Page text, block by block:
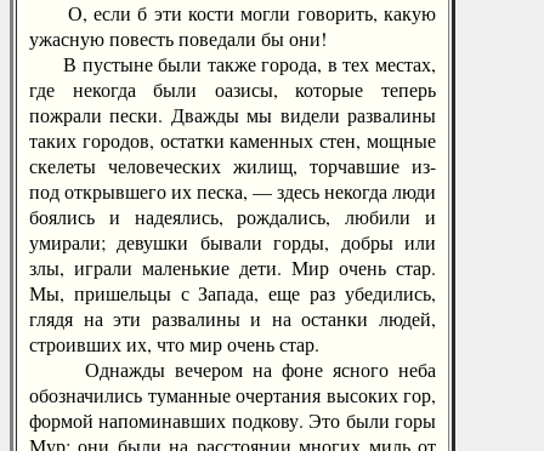
О, если б эти кости могли говорить, какую
ужасную повесть поведали бы они!
В пустыне были также города, в тех местах,
где некогда были оазисы, которые теперь
пожрали пески. Дважды мы видели развалины
таких городов, остатки каменных стен, мощные
скелеты человеческих жилищ, торчавшие из-
под открывшего их песка, — здесь некогда люди
боялись и надеялись, рождались, любили и
умирали; девушки бывали горды, добры или
злы, играли маленькие дети. Мир очень стар.
Мы, пришельцы с Запада, еще раз убедились,
глядя на эти развалины и на останки людей,
строивших их, что мир очень стар.
Однажды вечером на фоне ясного неба
обозначились туманные очертания высоких гор,
формой напоминавших подкову. Это были горы
Мур; они были на расстоянии многих миль от